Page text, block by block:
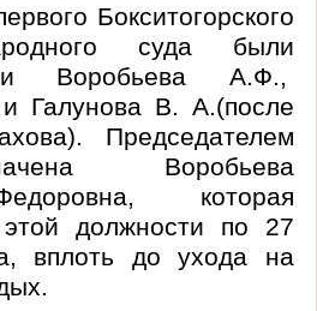
Бокситогорского
суда были
Воробьева А.Ф.,
Галунова В. А.(после
). Председателем
Воробьева
которая
должности по 27
вплоть до ухода на